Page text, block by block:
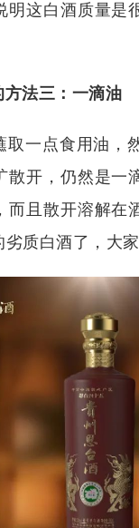
明这白酒质量是
法三：一滴油
取一点食用油，
散开，仍然是一
而且散开溶解在
质白酒了，大家